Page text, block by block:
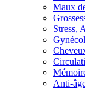
Maux
Stress,
Anti-